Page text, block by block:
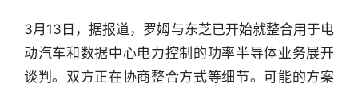
3月13日，据报道，罗姆与东芝已开始就整合用于电
动汽车和数据中心电力控制的功率半导体业务展开
谈判。双方正在协商整合方式等细节。可能的方案